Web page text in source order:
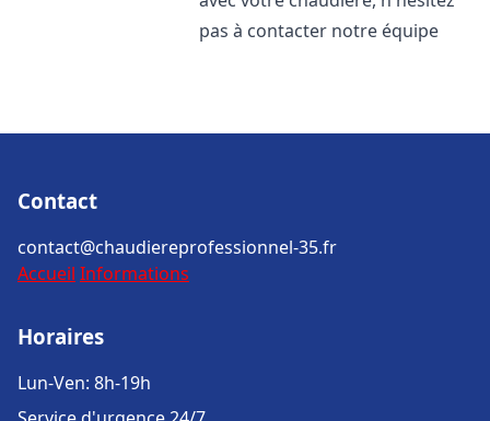
pas à contacter notre équipe
Contact
contact@chaudiereprofessionnel-35.fr
Accueil Informations
Horaires
Lun-Ven: 8h-19h